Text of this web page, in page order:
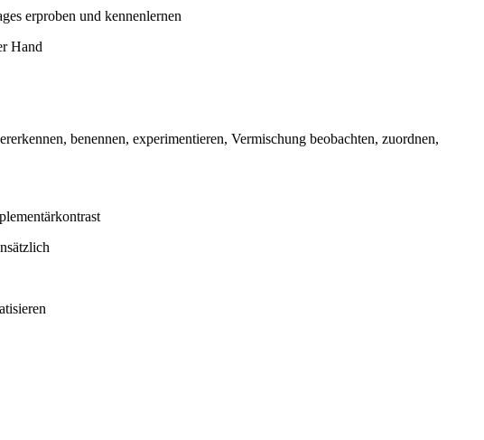
erproben und kennenlernen
Hand
benennen, experimentieren, Vermischung beobachten, zuordnen,